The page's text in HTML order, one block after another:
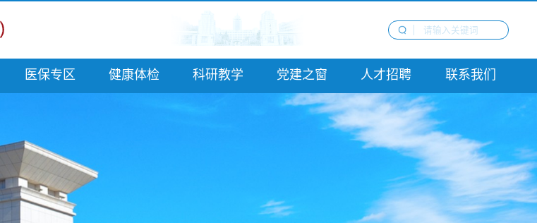
医保专区 健康体检 科研教学 党建之窗 人才招聘 联系我们